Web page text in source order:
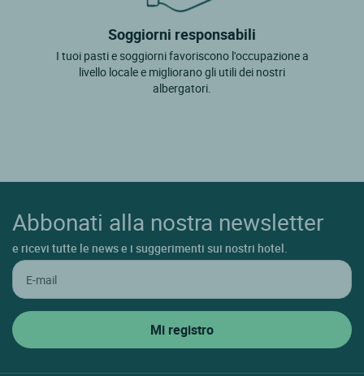
Soggiorni responsabili
I tuoi pasti e soggiorni favoriscono l'occupazione a
livello locale e migliorano gli utili dei nostri
albergatori.
Abbonati alla nostra newsletter
e ricevi tutte le news e i suggerimenti sui nostri hotel.